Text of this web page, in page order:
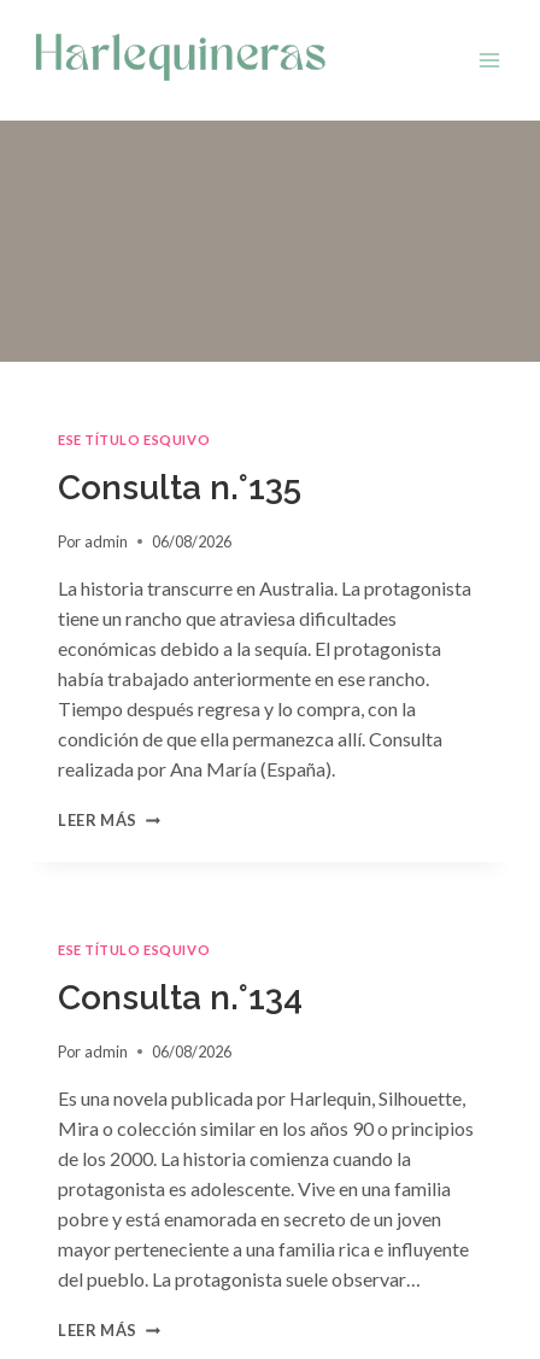
contenido
ESE TÍTULO ESQUIVO
Consulta n.°135
Por admin 06/08/2026
La historia transcurre en Australia. La protagonista
tiene un rancho que atraviesa dificultades
económicas debido a la sequía. El protagonista
había trabajado anteriormente en ese rancho.
Tiempo después regresa y lo compra, con la
condición de que ella permanezca allí. Consulta
realizada por Ana María (España).
LEER MÁS CONSULTA
ESE TÍTULO ESQUIVO
Consulta n.°134
Por admin 06/08/2026
Es una novela publicada por Harlequin, Silhouette,
Mira o colección similar en los años 90 o principios
de los 2000. La historia comienza cuando la
protagonista es adolescente. Vive en una familia
pobre y está enamorada en secreto de un joven
mayor perteneciente a una familia rica e influyente
del pueblo. La protagonista suele observar…
LEER MÁS CONSULTA